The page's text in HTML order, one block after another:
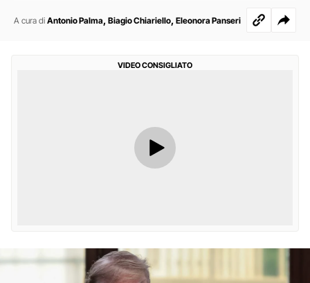
A cura di Antonio Palma, Biagio Chiariello, Eleonora Panseri
VIDEO CONSIGLIATO